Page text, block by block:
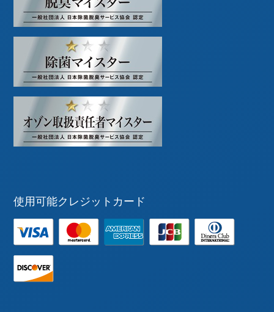
使用可能クレジットカード